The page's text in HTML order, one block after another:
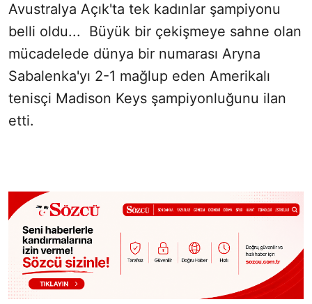
Avustralya Açık'ta tek kadınlar şampiyonu
belli oldu... Büyük bir çekişmeye sahne olan
mücadelede dünya bir numarası Aryna
Sabalenka'yı 2-1 mağlup eden Amerikalı
tenisçi Madison Keys şampiyonluğunu ilan
etti.